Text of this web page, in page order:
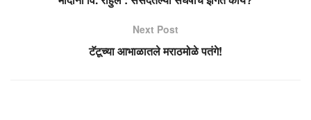
Next Post
टॅटूच्या आभाळातले मराठमोळे पतंगे!